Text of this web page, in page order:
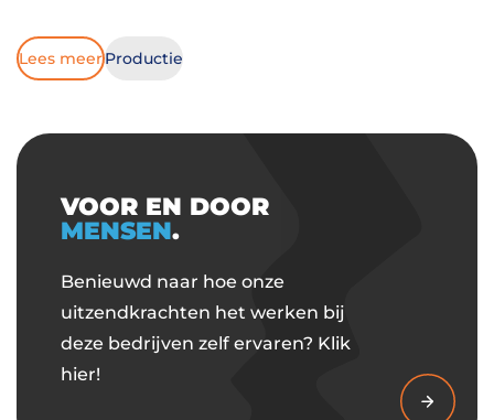
Lees meerProductie
VOOR EN DOOR
MENSEN.
Benieuwd naar hoe onze
uitzendkrachten het werken bij
deze bedrijven zelf ervaren? Klik
hier!